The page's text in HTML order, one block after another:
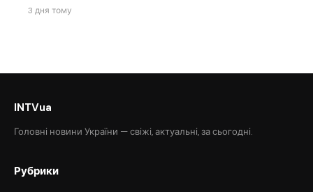
3 дня тому
INTVua
Головні новини України — свіжі, актуальні, за сьогодні.
Рубрики